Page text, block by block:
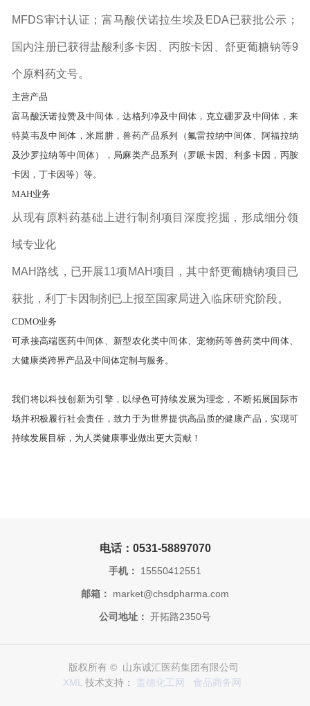
MFDS审计认证；富马酸伏诺拉生埃及EDA已获批公示；
国内注册已获得盐酸利多卡因、丙胺卡因、舒更葡糖钠等9
个原料药文号。
主营产品
富马酸沃诺拉赞及中间体，达格列净及中间体，克立硼罗及中间体，来
特莫韦及中间体，米屈肼，兽药产品系列（氟雷拉纳中间体、阿福拉纳
及沙罗拉纳等中间体），局麻类产品系列（罗哌卡因、利多卡因，丙胺
卡因，丁卡因等）等。
MAH业务
从现有原料药基础上进行制剂项目深度挖掘，形成细分领
域专业化
MAH路线，已开展11项MAH项目，其中舒更葡糖钠项目已
获批，利丁卡因制剂已上报至国家局进入临床研究阶段。
CDMO业务
可承接高端医药中间体、新型农化类中间体、宠物药等兽药类中间体、
大健康类跨界产品及中间体定制与服务。
我们将以科技创新为引擎，以绿色可持续发展为理念，不断拓展国际市
场并积极履行社会责任，致力于为世界提供高品质的健康产品，实现可
持续发展目标，为人类健康事业做出更大贡献！
电话：0531-58897070
手机： 15550412551
邮箱： market@chsdpharma.com
公司地址： 开拓路2350号
版权所有 © 山东诚汇医药集团有限公司
XML 技术支持： 盖德化工网 食品商务网